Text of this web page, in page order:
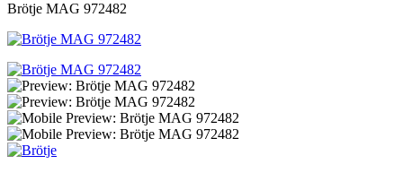
Brötje MAG 972482